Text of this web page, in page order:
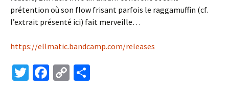
prétention où son flow frisant parfois le raggamuffin (cf.
l’extrait présenté ici) fait merveille…
https://ellmatic.bandcamp.com/releases
T
Fa C